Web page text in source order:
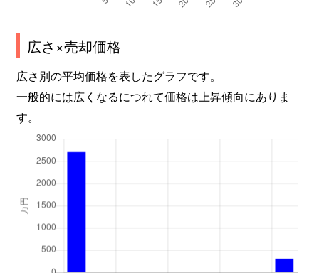
広さ×売却価格
広さ別の平均価格を表したグラフです。
一般的には広くなるにつれて価格は上昇傾向にありま
す。